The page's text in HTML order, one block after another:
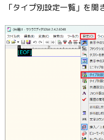
「タイプ別設定一覧」を開